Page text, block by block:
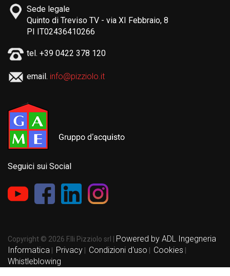
Sede legale
Quinto di Treviso TV - via XI Febbraio, 8
PI IT02436410266
tel. +39 0422 378 120
email. info@pizziolo.it
Seguici sui Social
Copyright © 2026 F.lli Pizziolo srl | Powered by ADL Ingegneria
Informatica
Privacy Condizioni d'uso Cookies
Whistleblowing